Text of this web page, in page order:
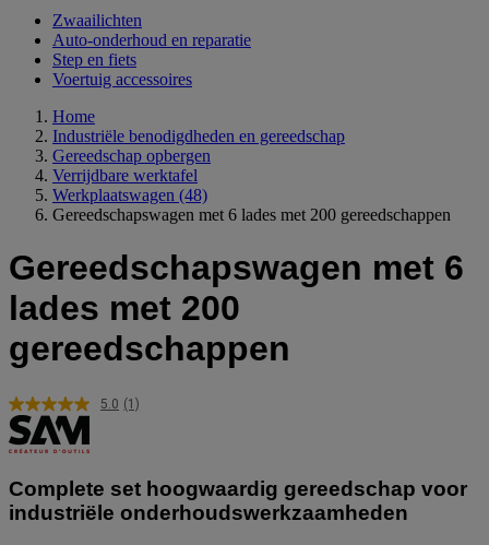
Zwaailichten
Auto-onderhoud en reparatie
Step en fiets
Voertuig accessoires
Home
Industriële benodigdheden en gereedschap
Gereedschap opbergen
Verrijdbare werktafel
Werkplaatswagen (48)
Gereedschapswagen met 6 lades met 200 gereedschappen
Gereedschapswagen met 6
lades met 200
gereedschappen
5.0 Lees
paginalink.
(1)
Complete set hoogwaardig gereedschap voor
industriële onderhoudswerkzaamheden